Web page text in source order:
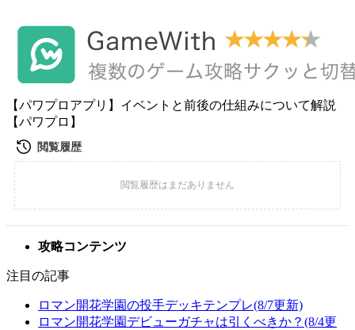
【パワプロアプリ】イベントと前後の仕組みについて解説
【パワプロ】
攻略コンテンツ
注目の記事
ロマン開花学園の投手デッキテンプレ(8/7更新)
ロマン開花学園デビューガチャは引くべきか？(8/4更